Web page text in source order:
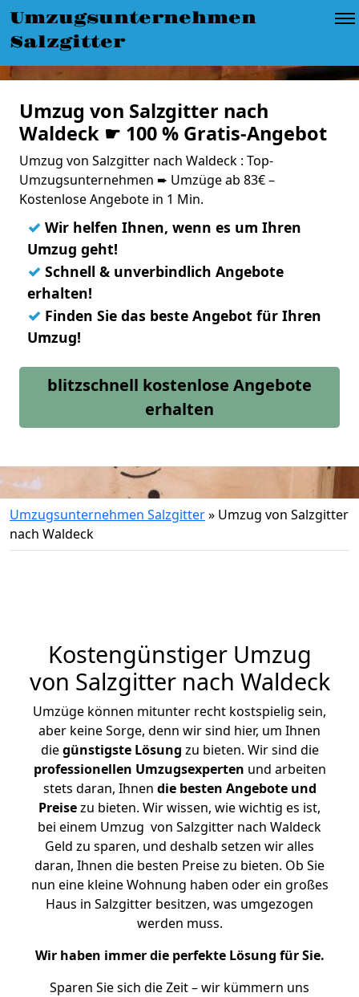
Umzugsunternehmen
Salzgitter
Umzug von Salzgitter nach
Waldeck ☛ 100 % Gratis-Angebot
Umzug von Salzgitter nach Waldeck : Top-
Umzugsunternehmen ➨ Umzüge ab 83€ –
Kostenlose Angebote in 1 Min.
✓ Wir helfen Ihnen, wenn es um Ihren
Umzug geht!
✓ Schnell & unverbindlich Angebote
erhalten!
✓ Finden Sie das beste Angebot für Ihren
Umzug!
blitzschnell kostenlose Angebote
erhalten
Umzugsunternehmen Salzgitter» Umzug von Salzgitter
nach Waldeck
Kostengünstiger Umzug
von Salzgitter nach Waldeck
Umzüge können mitunter recht kostspielig sein,
aber keine Sorge, denn wir sind hier, um Ihnen
diegünstigste Lösung zu bieten. Wir sind die
professionellen Umzugsexperten und arbeiten
stets daran, Ihnen die besten Angebote und
Preisezu bieten. Wir wissen, wie wichtig es ist,
bei einem Umzug von Salzgitter nach Waldeck
Geld zu sparen, und deshalb setzen wir alles
daran, Ihnen die besten Preise zu bieten. Ob Sie
nun eine kleine Wohnung haben oder ein großes
Haus in Salzgitter besitzen, was umgezogen
werden muss.
Wir haben immer die perfekte Lösung für Sie.
Sparen Sie sich die Zeit – wir kümmern uns